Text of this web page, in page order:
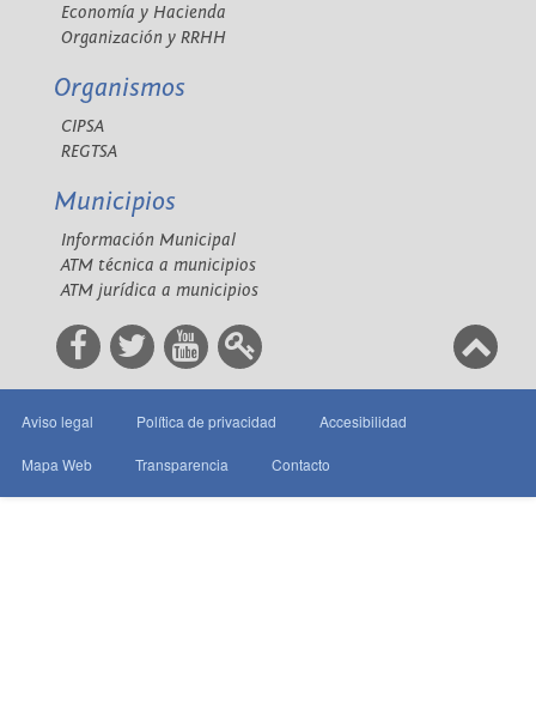
Economía y Hacienda
Organización y RRHH
Organismos
CIPSA
REGTSA
Municipios
Información Municipal
ATM técnica a municipios
ATM jurídica a municipios
Aviso legal Política de privacidad Accesibilidad
Mapa Web Transparencia Contacto